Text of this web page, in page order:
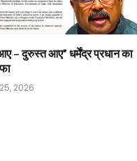
– दुरुस्त आए” धर्मेंद्र प्रधान का
2026